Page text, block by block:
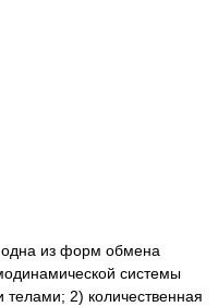
из форм обмена
системы
2) количественная